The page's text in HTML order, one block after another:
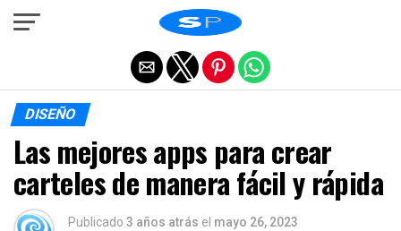
DISEÑO
Las mejores apps para crear
carteles de manera fácil y rápida
Publicado 3 años atrás el mayo 26, 2023
Salir de la versión móvil